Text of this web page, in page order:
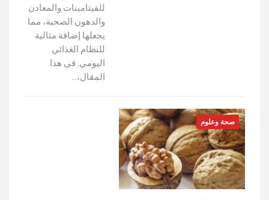
للفيتامينات والمعادن
والدهون الصحية، مما
يجعلها إضافة مثالية
للنظام الغذائي
اليومي. في هذا
المقال،…
صحة وعلوم